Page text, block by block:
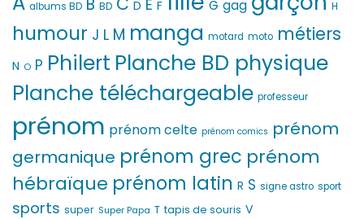
albums BD BD D E F G gag H
humour J L M manga motard moto métiers
N O P Philert Planche BD physique
Planche téléchargeable professeur
prénom prénom celte prénom comics prénom
germanique prénom grec prénom
hébraïque prénom latin R S signe astro sport
sports super Super Papa T tapis de souris V